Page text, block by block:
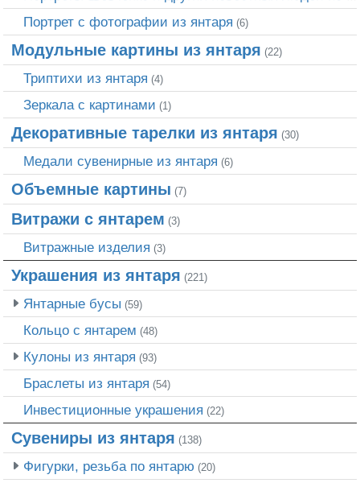
Портрет c фотографии из янтаря (6)
Модульные картины из янтаря (22)
Триптихи из янтаря (4)
Зеркала с картинами (1)
Декоративные тарелки из янтаря (30)
Медали сувенирные из янтаря (6)
Объемные картины (7)
Витражи с янтарем (3)
Витражные изделия (3)
Украшения из янтаря (221)
Янтарные бусы (59)
Кольцо с янтарем (48)
Кулоны из янтаря (93)
Браслеты из янтаря (54)
Инвестиционные украшения (22)
Сувениры из янтаря (138)
Фигурки, резьба по янтарю (20)